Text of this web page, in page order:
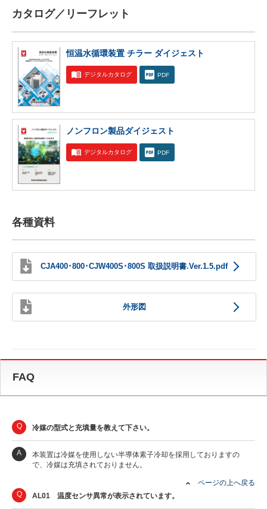
カタログ／リーフレット
恒温水循環装置 チラー ダイジェスト
デジタルカタログ PDF
ノンフロン製品ダイジェスト
デジタルカタログ PDF
各種資料
CJA400･800･CJW400S･800S 取扱説明書.Ver.1.5.pdf
外形図
FAQ
Q 冷媒の型式と充填量を教えて下さい。
A
本装置は冷媒を使用しない半導体素子冷却を採用しておりますの
で、冷媒は充填されておりません。
ページの上へ戻る
Q
AL01 温度センサ異常が表示されています。